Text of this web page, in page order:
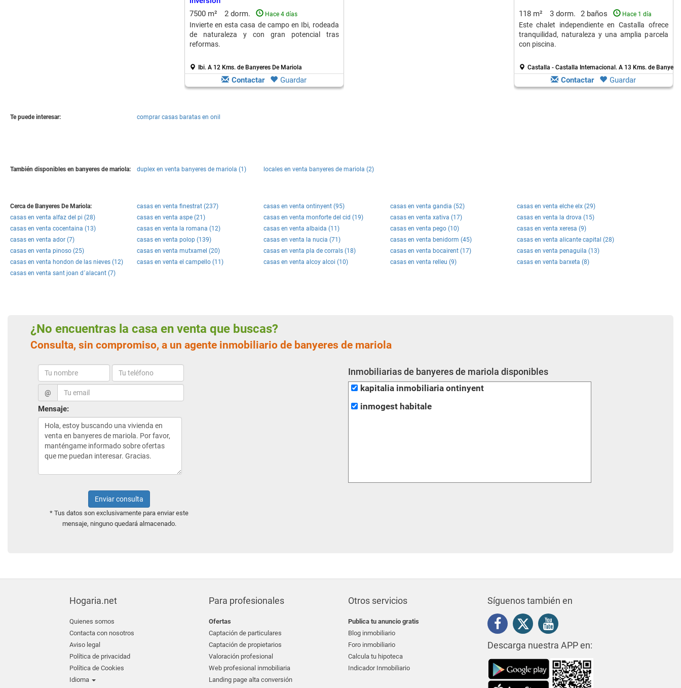
7500 m²
2 dorm. Hace 4 días
Invierte en esta casa de campo en Ibi, rodeada
de naturaleza y con gran potencial tras
reformas.
Ibi. A 12 Kms. de Banyeres De Mariola
Contactar Guardar
118 m² 3 dorm. 2 baños Hace 1 día
Este chalet independiente en Castalla ofrece
tranquilidad, naturaleza y una amplia parcela
con piscina.
Castalla - Castalla Internacional. A 13 Kms. de
Contactar Guardar
Te puede interesar: comprar casas baratas en onil
También disponibles en banyeres de mariola: duplex en venta banyeres de mariola (1) locales en venta banyeres de mariola (2)
Cerca de Banyeres De Mariola: casas en venta finestrat (237) casas en venta ontinyent (95) casas en venta gandia (52)
casas en venta elche elx (29)
casas en venta alfaz del pi (28)
casas en venta aspe (21) casas en venta monforte del cid (19) casas en venta xativa (17)
casas en venta la drova (15)
casas en venta cocentaina (13)
casas en venta la romana (12) casas en venta albaida (11) casas en venta pego (10)
casas en venta xeresa (9)
casas en venta ador (7)
casas en venta polop (139) casas en venta la nucia (71) casas en venta benidorm (45)
casas en venta alicante capital (28)
casas en venta pinoso (25)
casas en venta mutxamel (20) casas en venta pla de corrals (18) casas en venta bocairent (17)
casas en venta penaguila (13)
casas en venta hondon de las nieves (12)
casas en venta el campello (11) casas en venta alcoy alcoi (10) casas en venta relleu (9)
casas en venta barxeta (8)
casas en venta sant joan d´alacant (7)
¿No encuentras la casa en venta que buscas?
Consulta, sin compromiso, a un agente inmobiliario de banyeres de mariola
@
Mensaje:
Enviar consulta
* Tus datos son exclusivamente para enviar este
mensaje, ninguno quedará almacenado.
Inmobiliarias de banyeres de mariola disponibles
kapitalia inmobiliaria ontinyent
inmogest habitale
Hogaria.net
Quienes somos
Contacta con nosotros
Aviso legal
Política de privacidad
Política de Cookies
Idioma
Para profesionales
Ofertas
Captación de particulares
Captación de propietarios
Valoración profesional
Web profesional inmobiliaria
Landing page alta conversión
Otros servicios
Publica tu anuncio gratis
Blog inmobiliario
Foro inmobiliario
Calcula tu hipoteca
Indicador Inmobiliario
Síguenos también en
Descarga nuestra APP en: